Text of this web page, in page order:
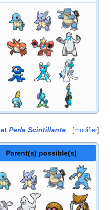
et Perle Scintillante [modifier]
Parent(s) possible(s)